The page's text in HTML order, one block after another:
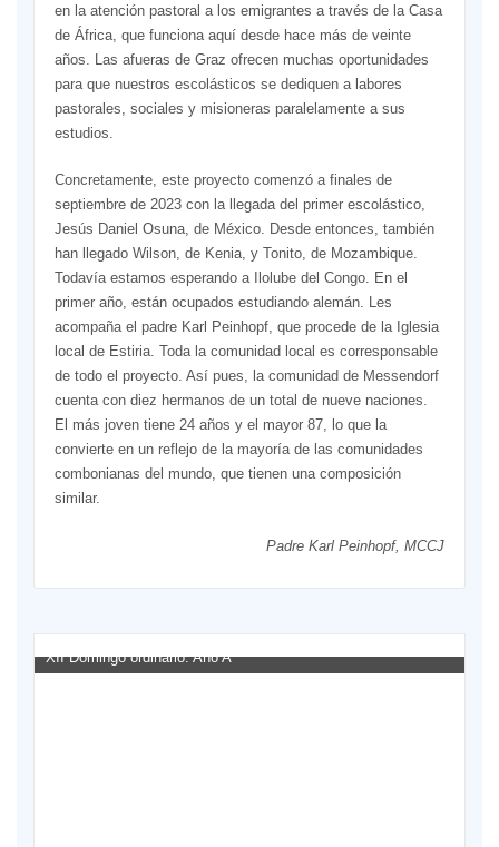
en la atención pastoral a los emigrantes a través de la Casa
de África, que funciona aquí desde hace más de veinte
años. Las afueras de Graz ofrecen muchas oportunidades
para que nuestros escolásticos se dediquen a labores
pastorales, sociales y misioneras paralelamente a sus
estudios.
Concretamente, este proyecto comenzó a finales de
septiembre de 2023 con la llegada del primer escolástico,
Jesús Daniel Osuna, de México. Desde entonces, también
han llegado Wilson, de Kenia, y Tonito, de Mozambique.
Todavía estamos esperando a Ilolube del Congo. En el
primer año, están ocupados estudiando alemán. Les
acompaña el padre Karl Peinhopf, que procede de la Iglesia
local de Estiria. Toda la comunidad local es corresponsable
de todo el proyecto. Así pues, la comunidad de Messendorf
cuenta con diez hermanos de un total de nueve naciones.
El más joven tiene 24 años y el mayor 87, lo que la
convierte en un reflejo de la mayoría de las comunidades
combonianas del mundo, que tienen una composición
similar.
Padre Karl Peinhopf, MCCJ
XII Domingo ordinario. Año A